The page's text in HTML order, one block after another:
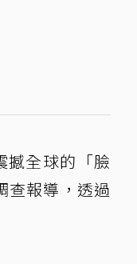
撼全球的「臉
查報導，透過